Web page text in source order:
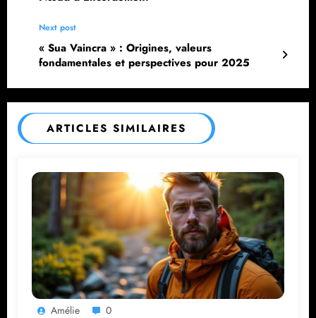
Next post
« Sua Vaincra » : Origines, valeurs
fondamentales et perspectives pour 2025
ARTICLES SIMILAIRES
Amélie 0